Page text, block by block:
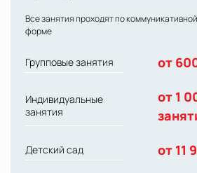
Все занятия проходят по
форме
Групповые занятия от
Индивидуальные
занятия
от 1
Детский сад от 11